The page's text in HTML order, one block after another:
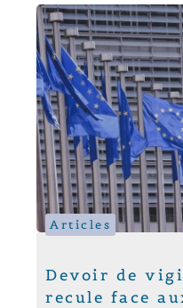
Articles
Devoir de
recule face